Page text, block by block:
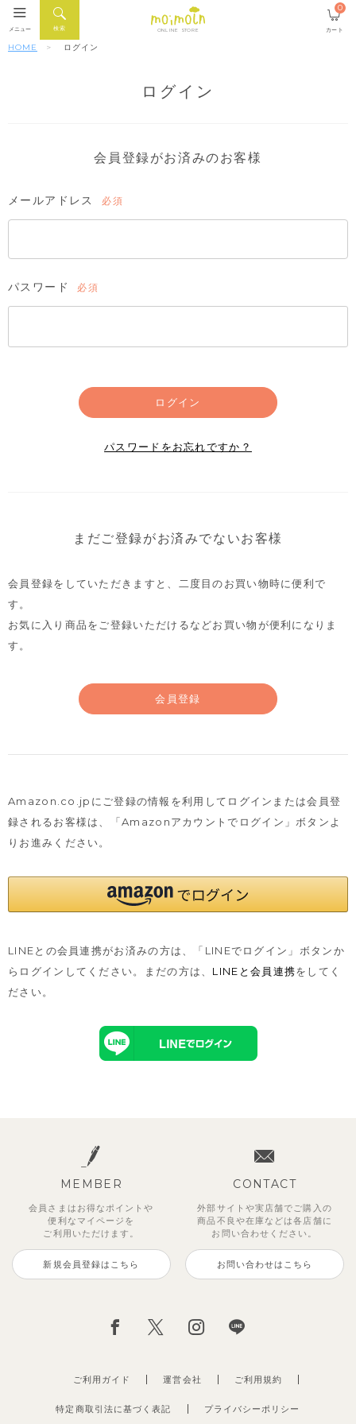
ONLINE STORE
検索
メニュー カート
0
HOME ログイン
ログイン
会員登録がお済みのお客様
メールアドレス
須)
パスワード
須)
ログイン
パスワードをお忘れですか？
まだご登録がお済みでないお客様
会員登録をしていただきますと、二度目のお買い物時に便利で
す。
お気に入り商品をご登録いただけるなどお買い物が便利になりま
す。
会員登録
Amazon.co.jpにご登録の情報を利用してログインまたは会員登
録されるお客様は、
「Amazonアカウントでログイン」ボタンよ
りお進みください。
LINEとの会員連携がお済みの方は、「LINEでログイン」ボタンか
らログインしてください。まだの方は、 LINEと会員連携をしてく
ださい。
MEMBER
会員さまはお得なポイントや
便利な マイページを
ご利用いただけます。
新規会員登録はこちら
CONTACT
外部サイトや実店舗でご購入の
商品不良や在庫などは各店舗に
お問い合わせください。
お問い合わせはこちら
ご利用ガイド 運営会社
特定商取引法に基づく表記 プライバシーポリシー
ご利用規約